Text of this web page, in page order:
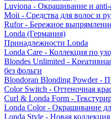
Luviona - Окрашивание и anti-
Moii - Средства для волос и
Rufor - Бережное
Londa (Германия)
Принадлежности Londa
Londa Care - Коллекция по
Blondes Unlimited -
без фольги
Blondoran Blonding Powder -
Color Switch - Оттеночная
Curl & Londa Form -
Londa Color - Окрашивание
Londa Style - Новая коллекция